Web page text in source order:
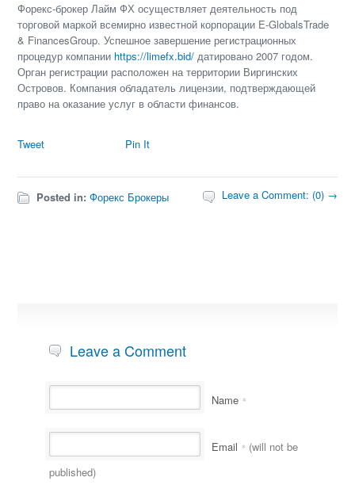
Форекс-брокер Лайм ФХ осуществляет деятельность под
торговой маркой всемирно известной корпорации E-GlobalsTrade
& FinancesGroup. Успешное завершение регистрационных
процедур компании https://limefx.bid/ датировано 2007 годом.
Орган регистрации расположен на территории Виргинских
Островов. Компания обладатель лицензии, подтверждающей
право на оказание услуг в области финансов.
Tweet Pin It
Posted in: Форекс Брокеры Leave a Comment: (0) →
Leave a Comment
Name *
Email * (will not be
published)